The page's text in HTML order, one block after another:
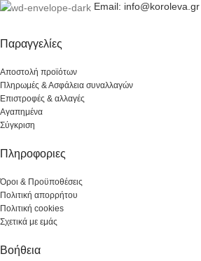
Email: info@koroleva.gr
Παραγγελίες
Αποστολή προϊότων
Πληρωμές & Ασφάλεια συναλλαγών
Επιστροφές & αλλαγές
Αγαπημένα
Σύγκριση
Πληροφοριες
Όροι & Προϋποθέσεις
Πολιτική απορρήτου
Πολιτική cookies
Σχετικά με εμάς
Βοήθεια